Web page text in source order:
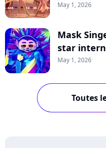
May 1, 2026
Mask
star
May 1, 2026
Toutes